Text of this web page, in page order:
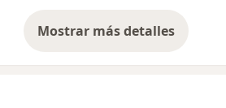
Mostrar más detalles
sobre la experiencia